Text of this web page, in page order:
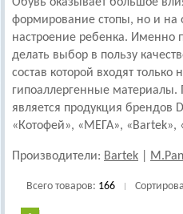
формирование стопы, но и на
настроение ребенка. Именно
делать выбор в пользу
состав которой входят только
гипоаллергенные
является продукция брендов
«Котофей», «МЕГА», «Bartek»,
Производители: Bartek
Всего товаров: 166